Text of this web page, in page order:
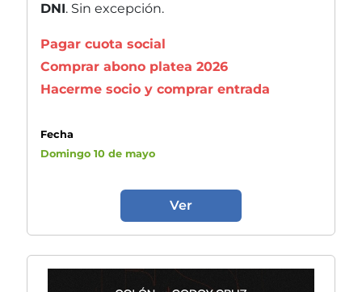
DNI. Sin excepción.
Pagar cuota social
Comprar abono platea 2026
Hacerme socio y comprar entrada
Fecha
Domingo 10 de mayo
Ver